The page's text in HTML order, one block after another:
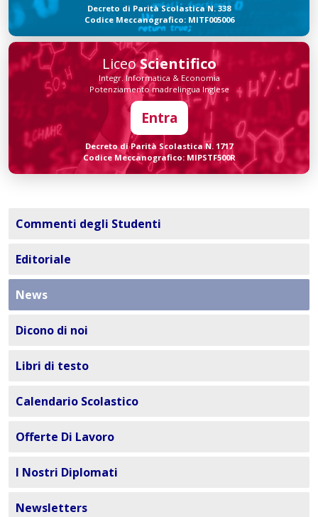
Decreto di Parità Scolastica N. 338
Codice Meccanografico: MITF005006
LiceoScientifico
Integr. Informatica & Economia
Potenziamento madrelingua Inglese
Entra
Decreto di Parità Scolastica N. 1717
Codice Meccanografico: MIPSTF500R
Commenti degli Studenti
Editoriale
News
Dicono di noi
Libri di testo
Calendario Scolastico
Offerte Di Lavoro
I Nostri Diplomati
Newsletters